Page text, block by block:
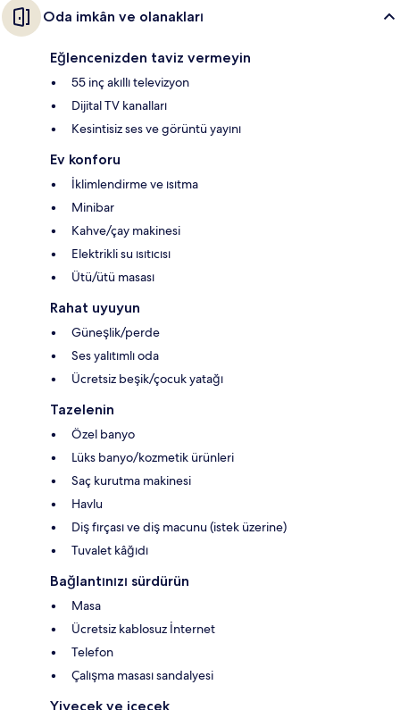
Oda imkân ve olanakları
Eğlencenizden taviz vermeyin
55 inç akıllı televizyon
Dijital TV kanalları
Kesintisiz ses ve görüntü yayını
Ev konforu
İklimlendirme ve ısıtma
Minibar
Kahve/çay makinesi
Elektrikli su ısıtıcısı
Ütü/ütü masası
Rahat uyuyun
Güneşlik/perde
Ses yalıtımlı oda
Ücretsiz beşik/çocuk yatağı
Tazelenin
Özel banyo
Lüks banyo/kozmetik ürünleri
Saç kurutma makinesi
Havlu
Diş fırçası ve diş macunu (istek üzerine)
Tuvalet kâğıdı
Bağlantınızı sürdürün
Masa
Ücretsiz kablosuz İnternet
Telefon
Çalışma masası sandalyesi
Yiyecek ve içecek